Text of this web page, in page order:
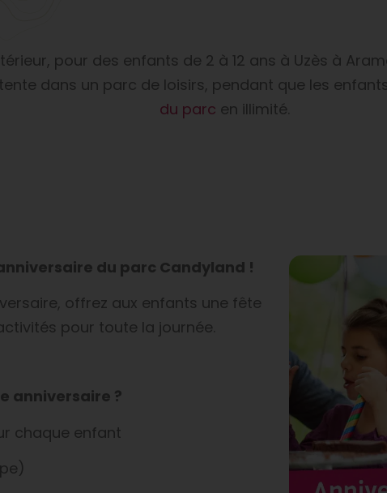
pour des enfants de 2 à 12 ans à Uzès à
dans un parc de loisirs, pendant que les
du parc en illimité.
du parc Candyland !
offrez aux enfants une fête
pour toute la journée.
anniversaire ?
chaque enfant